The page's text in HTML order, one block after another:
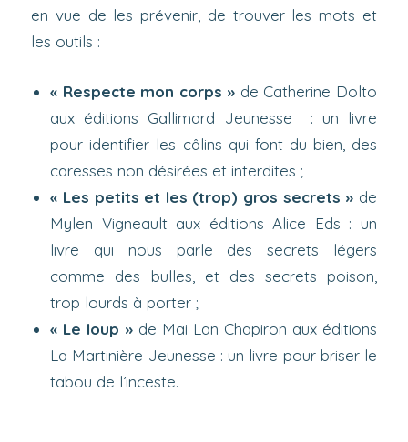
en vue de les prévenir, de trouver les mots et
les outils :
« Respecte mon corps » de Catherine Dolto
aux éditions Gallimard Jeunesse : un livre
pour identifier les câlins qui font du bien, des
caresses non désirées et interdites ;
« Les petits et les (trop) gros secrets » de
Mylen Vigneault aux éditions Alice Eds : un
livre qui nous parle des secrets légers
comme des bulles, et des secrets poison,
trop lourds à porter ;
« Le loup » de Mai Lan Chapiron aux éditions
La Martinière Jeunesse : un livre pour briser le
tabou de l’inceste.